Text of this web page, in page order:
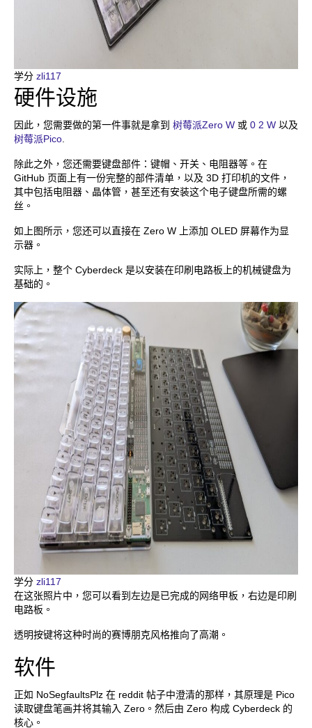
学分 zli117
硬件设施
因此，您需要做的第一件事就是拿到 树莓派Zero W 或 0 2 W 以及
树莓派Pico
除此之外，您还需要键盘部件：键帽、开关、电阻器等。在
GitHub 页面上有一份完整的部件清单，以及 3D 打印机的文件，
其中包括电阻器、晶体管，甚至还有安装这个电子键盘所需的螺
丝。
如上图所示，您还可以直接在 Zero W 上添加 OLED 屏幕作为显
示器。
实际上，整个 Cyberdeck 是以安装在印刷电路板上的机械键盘为
基础的。
学分 zli117
在这张照片中，您可以看到左边是已完成的网络甲板，右边是印刷
电路板。
透明按键将这种时尚的赛博朋克风格推向了高潮。
软件
正如 NoSegfaultsPlz 在 reddit 帖子中澄清的那样，其原理是 Pico
读取键盘笔画并将其输入 Zero。然后由 Zero 构成 Cyberdeck 的
核心。